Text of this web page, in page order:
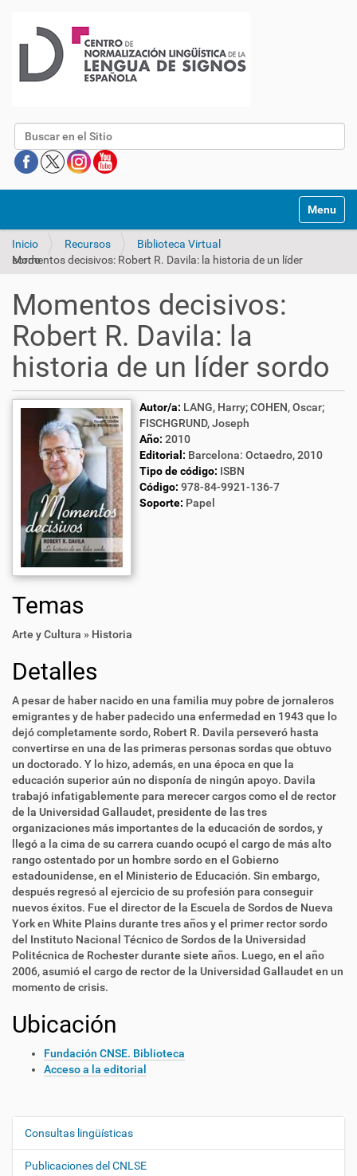
Buscar
Mostrar/
Inicio Recursos
Biblioteca Virtual
Momentos decisivos: Robert R. Davila: la historia de un líder sordo
Momentos decisivos:
Robert R. Davila: la
historia de un líder sordo
Autor/a: LANG, Harry; COHEN, Oscar;
FISCHGRUND, Joseph
Año: 2010
Editorial: Barcelona: Octaedro, 2010
Tipo de código: ISBN
Código: 978-84-9921-136-7
Soporte: Papel
Temas
Arte y Cultura » Historia
Detalles
A pesar de haber nacido en una familia muy pobre de jornaleros
emigrantes y de haber padecido una enfermedad en 1943 que lo
dejó completamente sordo, Robert R. Davila perseveró hasta
convertirse en una de las primeras personas sordas que obtuvo
un doctorado. Y lo hizo, además, en una época en que la
educación superior aún no disponía de ningún apoyo. Davila
trabajó infatigablemente para merecer cargos como el de rector
de la Universidad Gallaudet, presidente de las tres
organizaciones más importantes de la educación de sordos, y
llegó a la cima de su carrera cuando ocupó el cargo de más alto
rango ostentado por un hombre sordo en el Gobierno
estadounidense, en el Ministerio de Educación. Sin embargo,
después regresó al ejercicio de su profesión para conseguir
nuevos éxitos. Fue el director de la Escuela de Sordos de Nueva
York en White Plains durante tres años y el primer rector sordo
del Instituto Nacional Técnico de Sordos de la Universidad
Politécnica de Rochester durante siete años. Luego, en el año
2006, asumió el cargo de rector de la Universidad Gallaudet en un
momento de crisis.
Ubicación
Fundación CNSE. Biblioteca
Acceso a la editorial
N
Consultas lingüísticas
Publicaciones del CNLSE